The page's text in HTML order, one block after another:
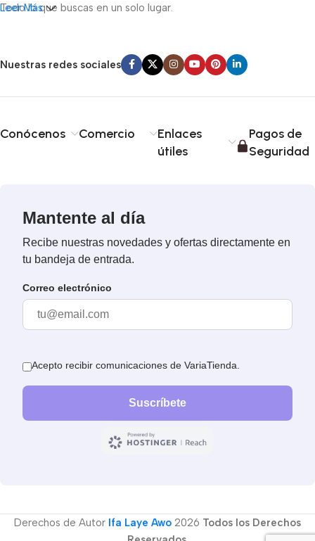
Todo lo que buscas en un solo lugar.
Leer Más
Nuestras redes sociales
Conócenos Comercio
Enlaces
útiles
Pagos de
Seguridad
Derechos de Autor Ifa Laye Awo 2026 Todos los Derechos